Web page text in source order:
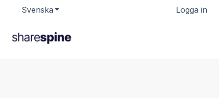
Svenska Visa undermenyer för översättningarLogga in